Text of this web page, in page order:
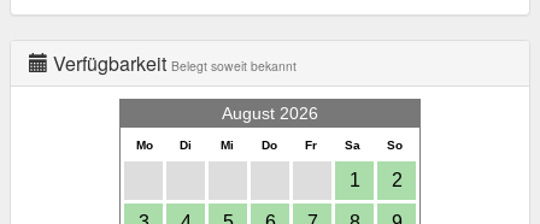
Verfügbarkeit Belegt soweit bekannt
August 2026
Mo Di Mi Do Fr Sa So
1 2